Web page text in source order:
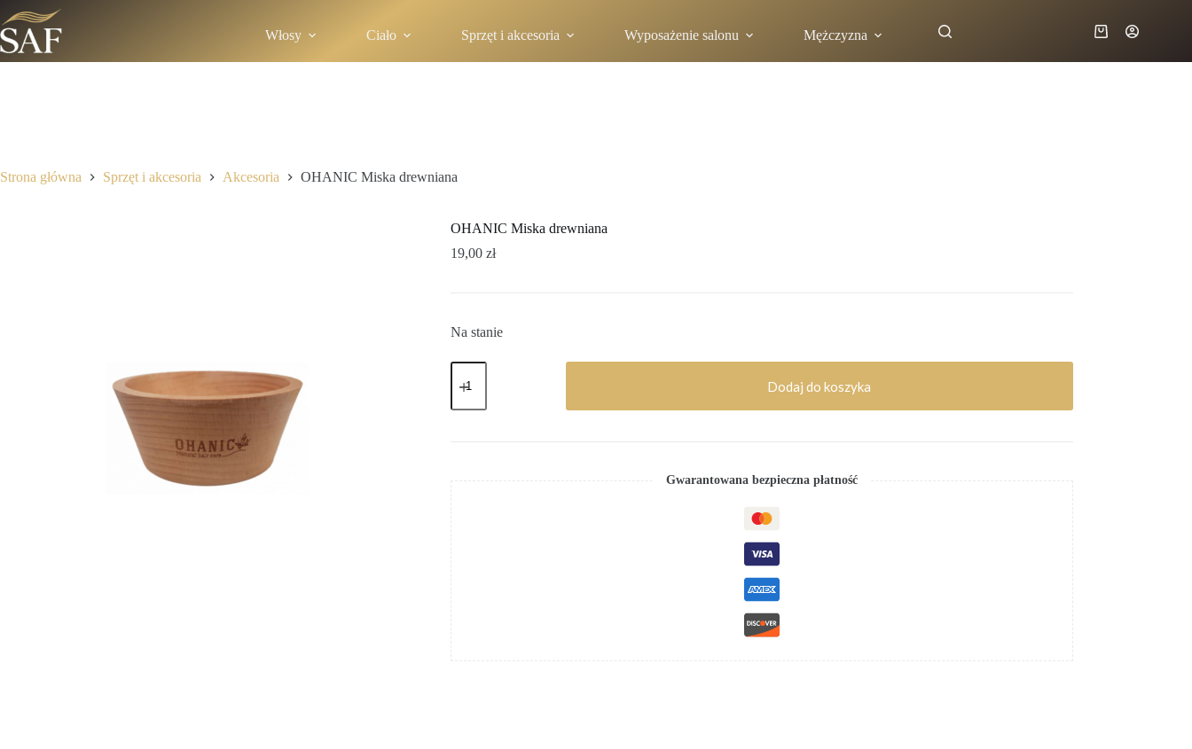
Włosy Ciało Sprzęt i akcesoria Wyposażenie salonu Mężczyzna
Strona główna Sprzęt i akcesoria Akcesoria OHANIC Miska drewniana
OHANIC Miska drewniana
19,00 zł
Na stanie
Dodaj do koszyka
Gwarantowana bezpieczna płatność